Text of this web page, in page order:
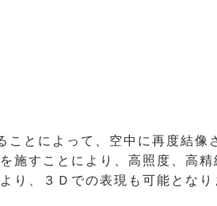
とによって、空中に再度結
施すことにより、高照度、高
り、３Ｄでの表現も可能となり